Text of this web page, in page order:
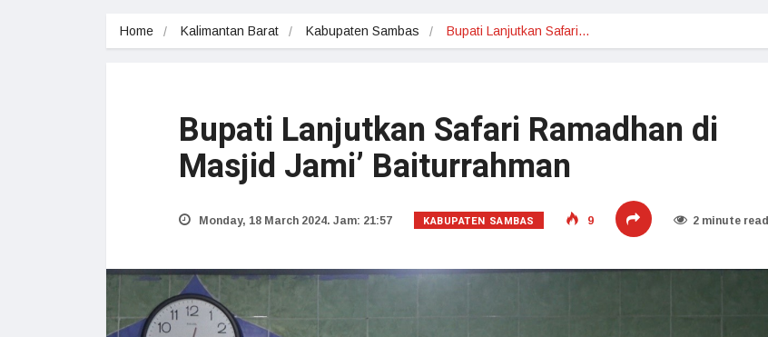
Home Kalimantan Barat Kabupaten Sambas Bupati Lanjutkan Safari…
Bupati Lanjutkan Safari Ramadhan di
Masjid Jami’ Baiturrahman
Monday, 18 March 2024. Jam: 21:57 KABUPATEN SAMBAS 9 2 minute read